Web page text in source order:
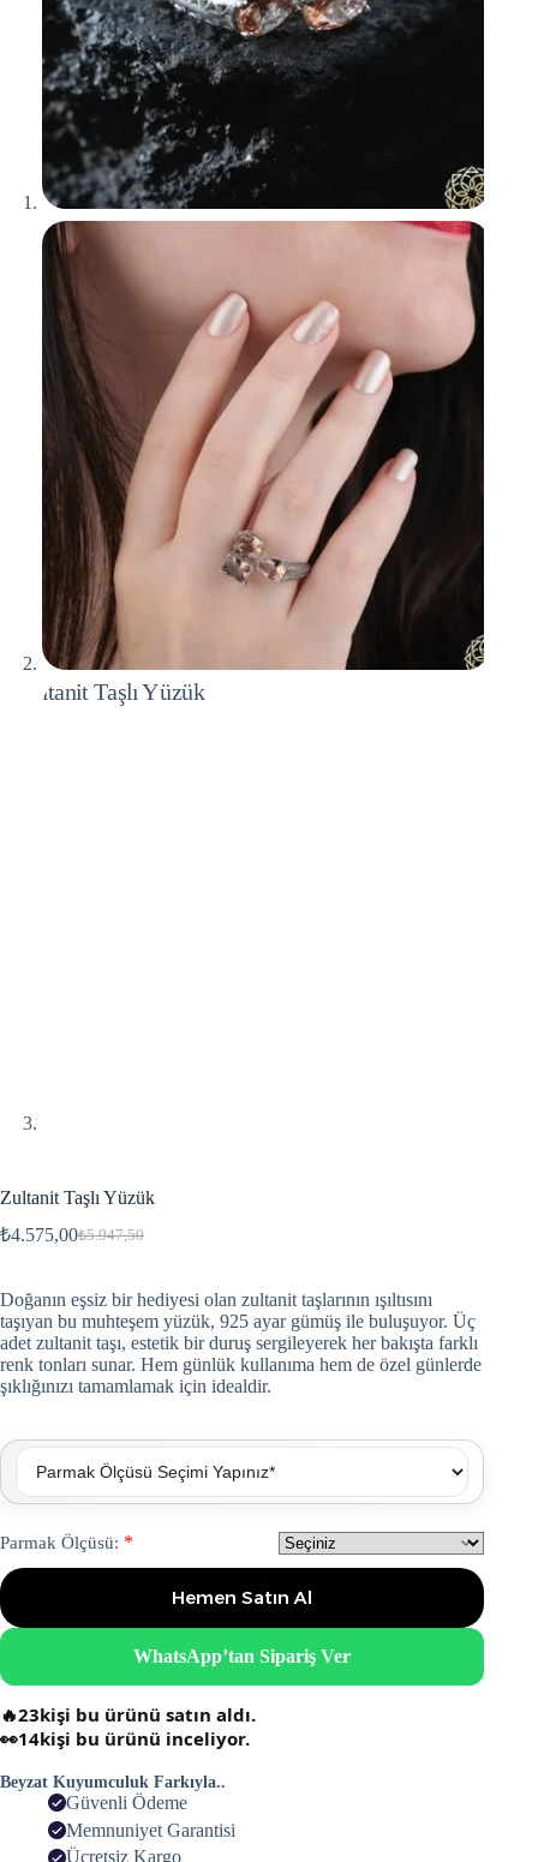
Zultanit Taşlı Yüzük
₺5.947,50
₺4.575,00
Doğanın eşsiz bir hediyesi olan zultanit taşlarının ışıltısını
taşıyan bu muhteşem yüzük, 925 ayar gümüş ile buluşuyor. Üç
adet zultanit taşı, estetik bir duruş sergileyerek her bakışta farklı
renk tonları sunar. Hem günlük kullanıma hem de özel günlerde
şıklığınızı tamamlamak için idealdir.
Parmak Ölçüsü: *
Hemen Satın Al
WhatsApp’tan Sipariş Ver
🔥23kişi bu ürünü satın aldı.
👀14kişi bu ürünü inceliyor.
Beyzat Kuyumculuk Farkıyla..
Güvenli Ödeme
Memnuniyet Garantisi
Ücretsiz Kargo